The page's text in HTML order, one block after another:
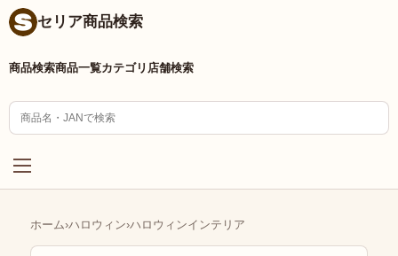
セリア商品検索
商品検索商品一覧カテゴリ 店舗検索
ホーム›ハロウィン›ハロウィンインテリア